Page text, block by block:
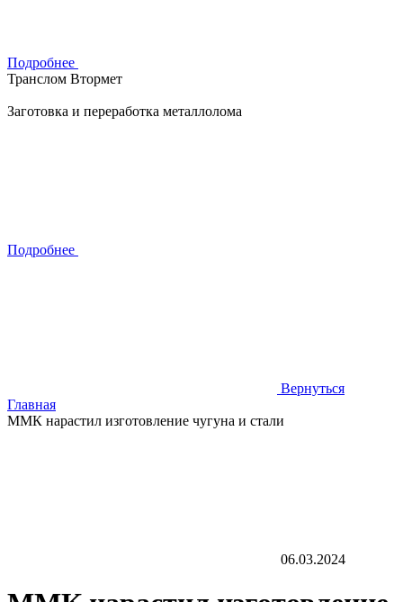
Подробнее
Транслом Втормет
Заготовка и переработка металлолома
Подробнее
Вернуться
Главная
ММК нарастил изготовление чугуна и стали
06.03.2024